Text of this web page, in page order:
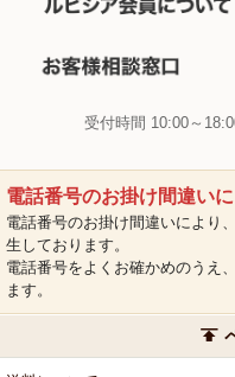
受付時間 10:00～
電話番号のお掛け間違い
電話番号のお掛け間違いにより
生しております。
電話番号をよくお確かめのうえ
ます。